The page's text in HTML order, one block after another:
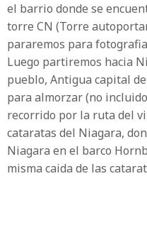
el barrio donde se
torre CN (Torre
pararemos para
Luego partiremos hacia
pueblo, Antigua capital
para almorzar (no
recorrido por la ruta del
cataratas del Niagara,
Niagara en el barco
misma caida de las